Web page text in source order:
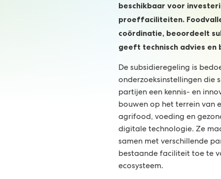
beschikbaar voor
proeffaciliteiten.
coördinatie, beoordeelt
geeft technisch advies
De subsidieregeling is
onderzoeksinstellingen die
partijen een kennis- en
bouwen op het terrein van
agrifood, voeding en
digitale technologie. Ze
samen met verschillende
bestaande faciliteit toe te
ecosysteem.